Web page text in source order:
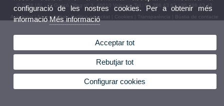
© 2026 UV. - C/ Gascó Oliag nº 3, 46010 Valencia.Tel.: 96 386 43 62 / 96 386 43 43
Avís legal|Accessibilitat|Política privacitat Cookies Transparència Bústia de contacte
configuració de les nostres cookies. Per a obtenir més
informacióMés informació
Acceptar tot
Rebutjar tot
Configurar cookies